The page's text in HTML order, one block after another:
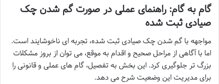
گام به گام: راهنمای عملی در صورت گم شدن چک
صیادی ثبت شده
مواجهه با گم شدن چک صیادی ثبت شده، تجربه ای ناخوشایند است.
اما با آگاهی از مراحل صحیح و اقدام به موقع، می توان از بروز مشکلات
بزرگ تر جلوگیری کرد. این بخش به تفصیل، گام های عملی و قانونی را
برای مدیریت این وضعیت شرح می دهد.